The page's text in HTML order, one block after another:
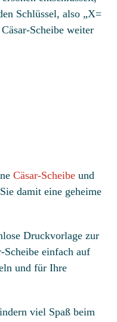
Schlüssel, also „X=
Scheibe weiter
Cäsar-Scheibe und
damit eine geheime
Druckvorlage zur
Scheibe einfach auf
und für Ihre
viel Spaß beim